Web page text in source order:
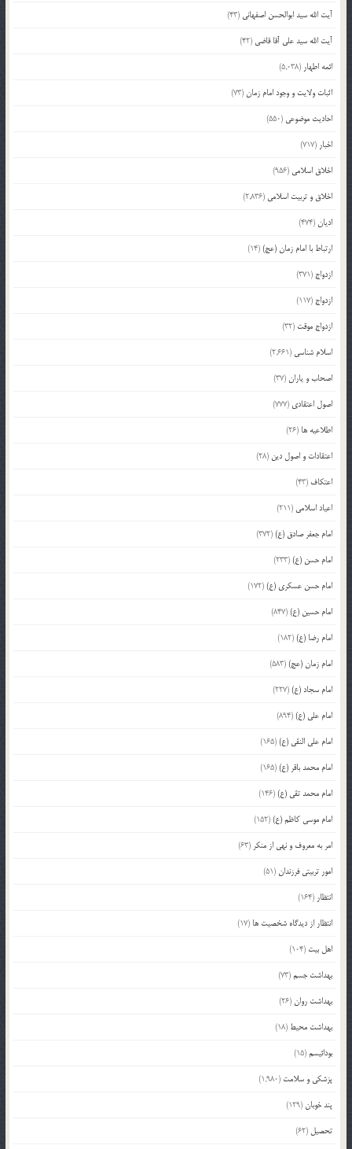
آیت الله سید ابوالحسن اصفهانی (43)
آیت الله سید علی آقا قاضی (42)
ائمه اطهار (5,038)
اثبات ولایت و وجود امام زمان(73)
احادیث موضوعی (550)
اخبار (717)
اخلاق اسلامی (956)
اخلاق و تربیت اسلامی (2,836)
ادیان(474)
ارتباط با امام زمان (عج)(14)
ازدواج (371)
ازدواج (117)
ازدواج موقت (32)
اسلام شناسی (2,661)
اصحاب و یاران(37)
اصول اعتقادی (777)
اطلاعیه ها (26)
اعتقادات و اصول دین (28)
اعتکاف (43)
اعیاد اسلامی (211)
امام جعفر صادق (ع)(372)
امام حسن (ع)(233)
امام حسن عسکری (ع)(172)
امام حسین (ع)(847)
امام رضا (ع)(182)
امام زمان (عج)(583)
امام سجاد (ع)(227)
امام علی (ع)(894)
امام علی النقی (ع)(165)
امام محمد باقر (ع)(165)
امام محمد تقی (ع)(146)
امام موسی کاظم (ع)(152)
امر به معروف و نهی از منکر (63)
امور تربیتی فرزندان(51)
انتظار (164)
انتظار از دیدگاه شخصیت ها (17)
اهل بیت (104)
بهداشت جسم(73)
بهداشت روان(26)
بهداشت محیط (18)
بودائیسم(15)
پزشکی و سلامت (1,980)
پند خوبان(129)
تحصیل (62)